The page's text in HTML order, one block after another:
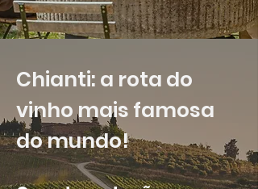
Chianti: a rota do
vinho mais famosa
do mundo!